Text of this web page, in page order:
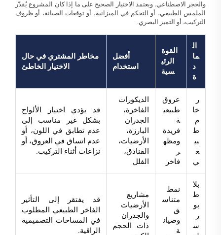
والحجر الاصطناعي. ويعتمد الاختيار الصحيح على ما إذا كان المشروع يُقدّر
الملمس الطبيعي، أو التحكم في الميزانية، أو توقعات الصيانة، أو ظروف
التركيب، أو التميز البصري.
ال
ما
د
ة
القوة
الرئي
سية
أفضل
استخدام
مخاطر المشتري في حال
الاختيار الخاطئ
ر
خا
م
ط
بي
ع
ي
عروق
طبيعي
ة
فريدة
ومظه
ر
فاخر
الديكورات
الفاخرة،
الجدران
البارزة،
الأرضيات،
الفنادق،
الفلل
قد يؤدي اختيار الألواح
بشكل غير مناسب إلى
عدم تطابق في اللون، أو
عدم اتساق في العروق، أو
نزاعات أثناء التركيب.
بلا
ط
بو
ر
س
نمط
متناس
ق
وصيان
ة
مشاريع
الأرضيات
والجدران
ذات الحجم
قد يفتقر إلى التأثير
الفاخر الطبيعي المطلوب
في المساحات التصميمية
الراقية.